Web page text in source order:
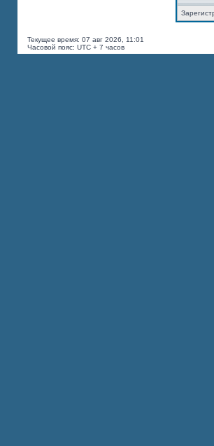
Текущее время: 07 авг 2026, 11:01
Часовой пояс: UTC + 7 часов